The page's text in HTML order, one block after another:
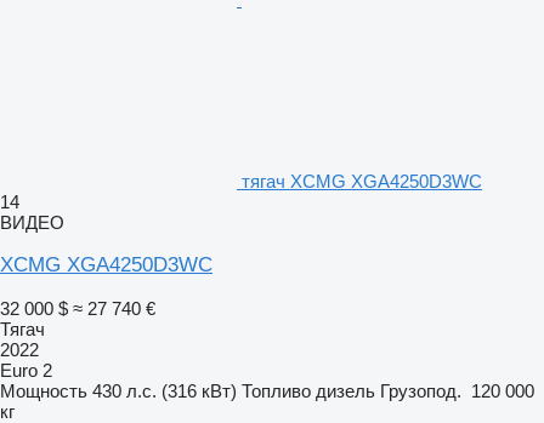
тягач XCMG XGA4250D3WC
14
ВИДЕО
XCMG XGA4250D3WC
32 000 $ ≈ 27 740 €
Тягач
2022
Euro 2
Мощность 430 л.с. (316 кВт) Топливо дизель Грузопод. 120 000
кг